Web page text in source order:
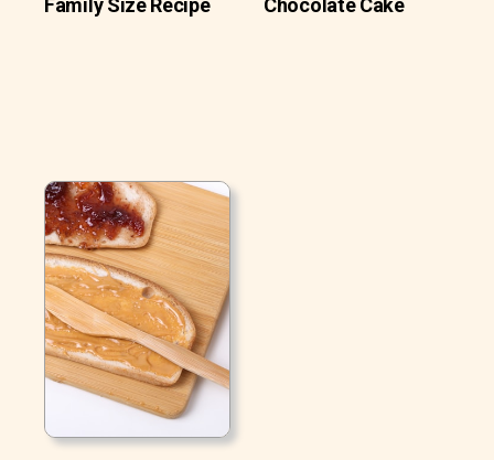
Family Size Recipe
Chocolate Cake